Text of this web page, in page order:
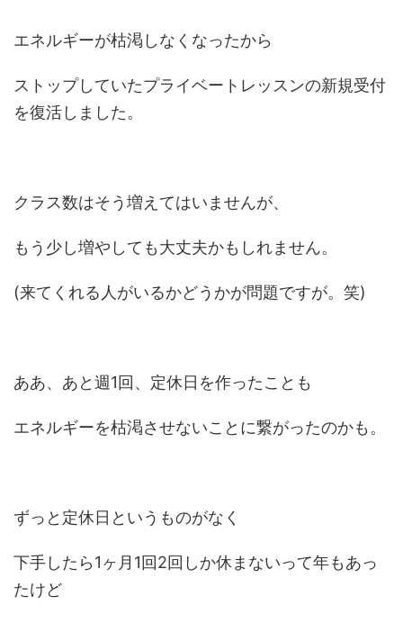
エネルギーが枯渇しなくなったから
ストップしていたプライベートレッスンの新規受付
を復活しました。
クラス数はそう増えてはいませんが、
もう少し増やしても大丈夫かもしれません。
(来てくれる人がいるかどうかが問題ですが。笑)
ああ、あと週1回、定休日を作ったことも
エネルギーを枯渇させないことに繋がったのかも。
ずっと定休日というものがなく
下手したら1ヶ月1回2回しか休まないって年もあっ
たけど